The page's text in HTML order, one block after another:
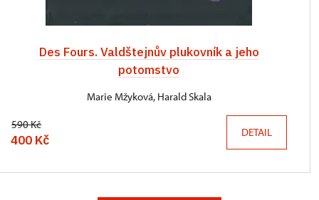
Des Fours. Valdštejnův plukovník a jeho
potomstvo
Marie Mžyková, Harald Skala
590 Kč
400 Kč DETAIL